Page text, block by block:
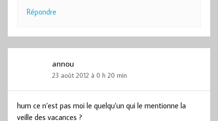
Répondre
annou
23 août 2012 à 0 h 20 min
hum ce n’est pas moi le quelqu’un qui le mentionne la
veille des vacances ?